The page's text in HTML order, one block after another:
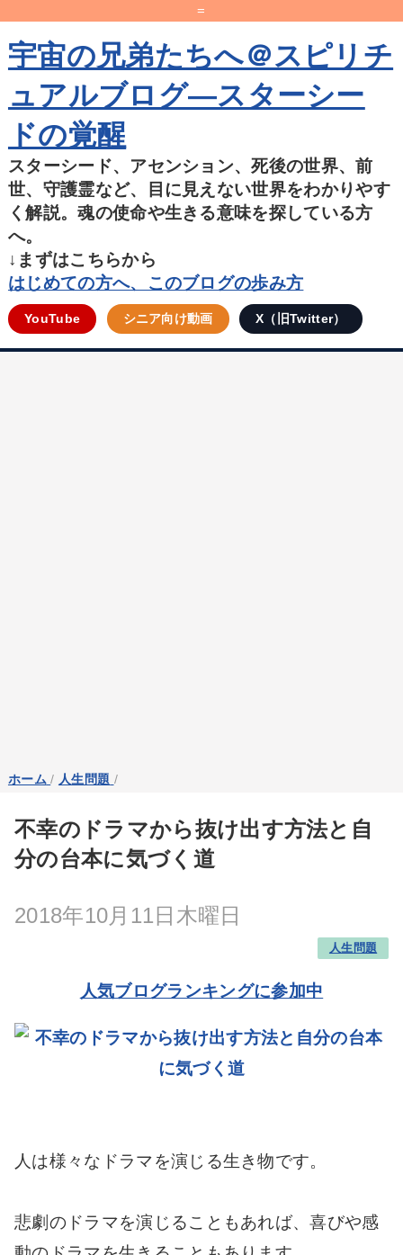
=
宇宙の兄弟たちへ＠スピリチ
ュアルブログ―スターシー
ドの覚醒
スターシード、アセンション、死後の世界、前
世、守護霊など、目に見えない世界をわかりやす
く解説。魂の使命や生きる意味を探している方
へ。
↓まずはこちらから
はじめての方へ、このブログの歩み方
YouTube シニア向け動画 X（旧Twitter）
ホーム / 人生問題 /
不幸のドラマから抜け出す方法と自
分の台本に気づく道
2018年10月11日木曜日
人生問題
人気ブログランキングに参加中
人は様々なドラマを演じる生き物です。
悲劇のドラマを演じることもあれば、喜びや感